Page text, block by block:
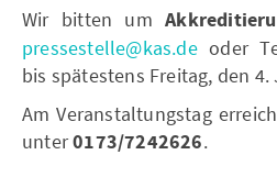
Wir bitten um
pressestelle@kas.deoder
bis spätestens Freitag, den 4.
Am Veranstaltungstag
unter0173/7242626.